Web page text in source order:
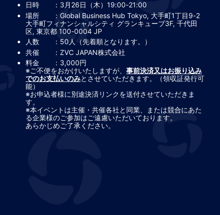
日時　　：3月26日（木）19:00-21:00
場所　　：Global Business Hub Tokyo, 大手町1丁目9-2
大手町フィナンシャルシティ グランキューブ3F, 千代田
区, 東京都 100-0004 JP
人数　　：50人（先着順となります。）
共催　　：ZVC JAPAN株式会社
料金　　：3,000円
※ご不便をおかけいたしますが、 事前決済又はお振り込み
でのお支払いのみとさせていただきます。（領収証発行可
能）
※お申込者様に別途決済リンクを送付させていただきま
す。
※本イベントは主催・共催各社と同業、または競合にあた
る企業様のご参加はご遠慮いただいております。
あらかじめご了承ください。